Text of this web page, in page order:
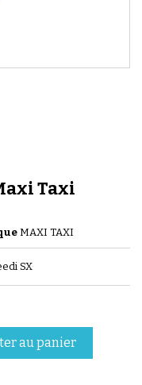
Taxi
MAXI TAXI
SX
au panier